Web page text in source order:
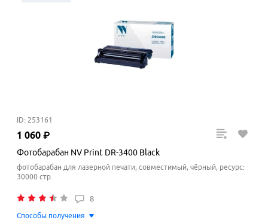
ID: 253161
1 060 ₽
Фотобарабан NV Print DR-3400 Black
фотобарабан для лазерной печати, совместимый, чёрный, ресурс:
30000 стр.
8
Способы получения